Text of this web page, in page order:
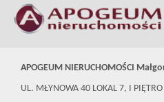
APOGEUM NIERUCHOMOŚCI
UL. MŁYNOWA 40 LOKAL 7, I PIĘTRO